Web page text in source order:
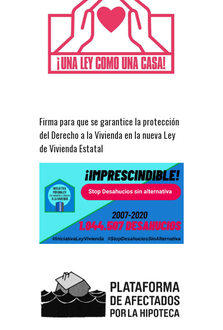
Firma para que se garantice la protección
del Derecho a la Vivienda en la nueva Ley
de Vivienda Estatal